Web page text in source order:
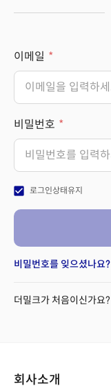
이메일
비밀번호
check_box 로그인상태유지
비밀번호를 잊으셨나요?
더밀크가 처음이신가요?
회사소개